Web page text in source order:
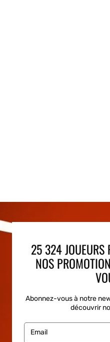
25 324 JOUEURS
NOS
Abonnez-vous à notre
découvrir
Email